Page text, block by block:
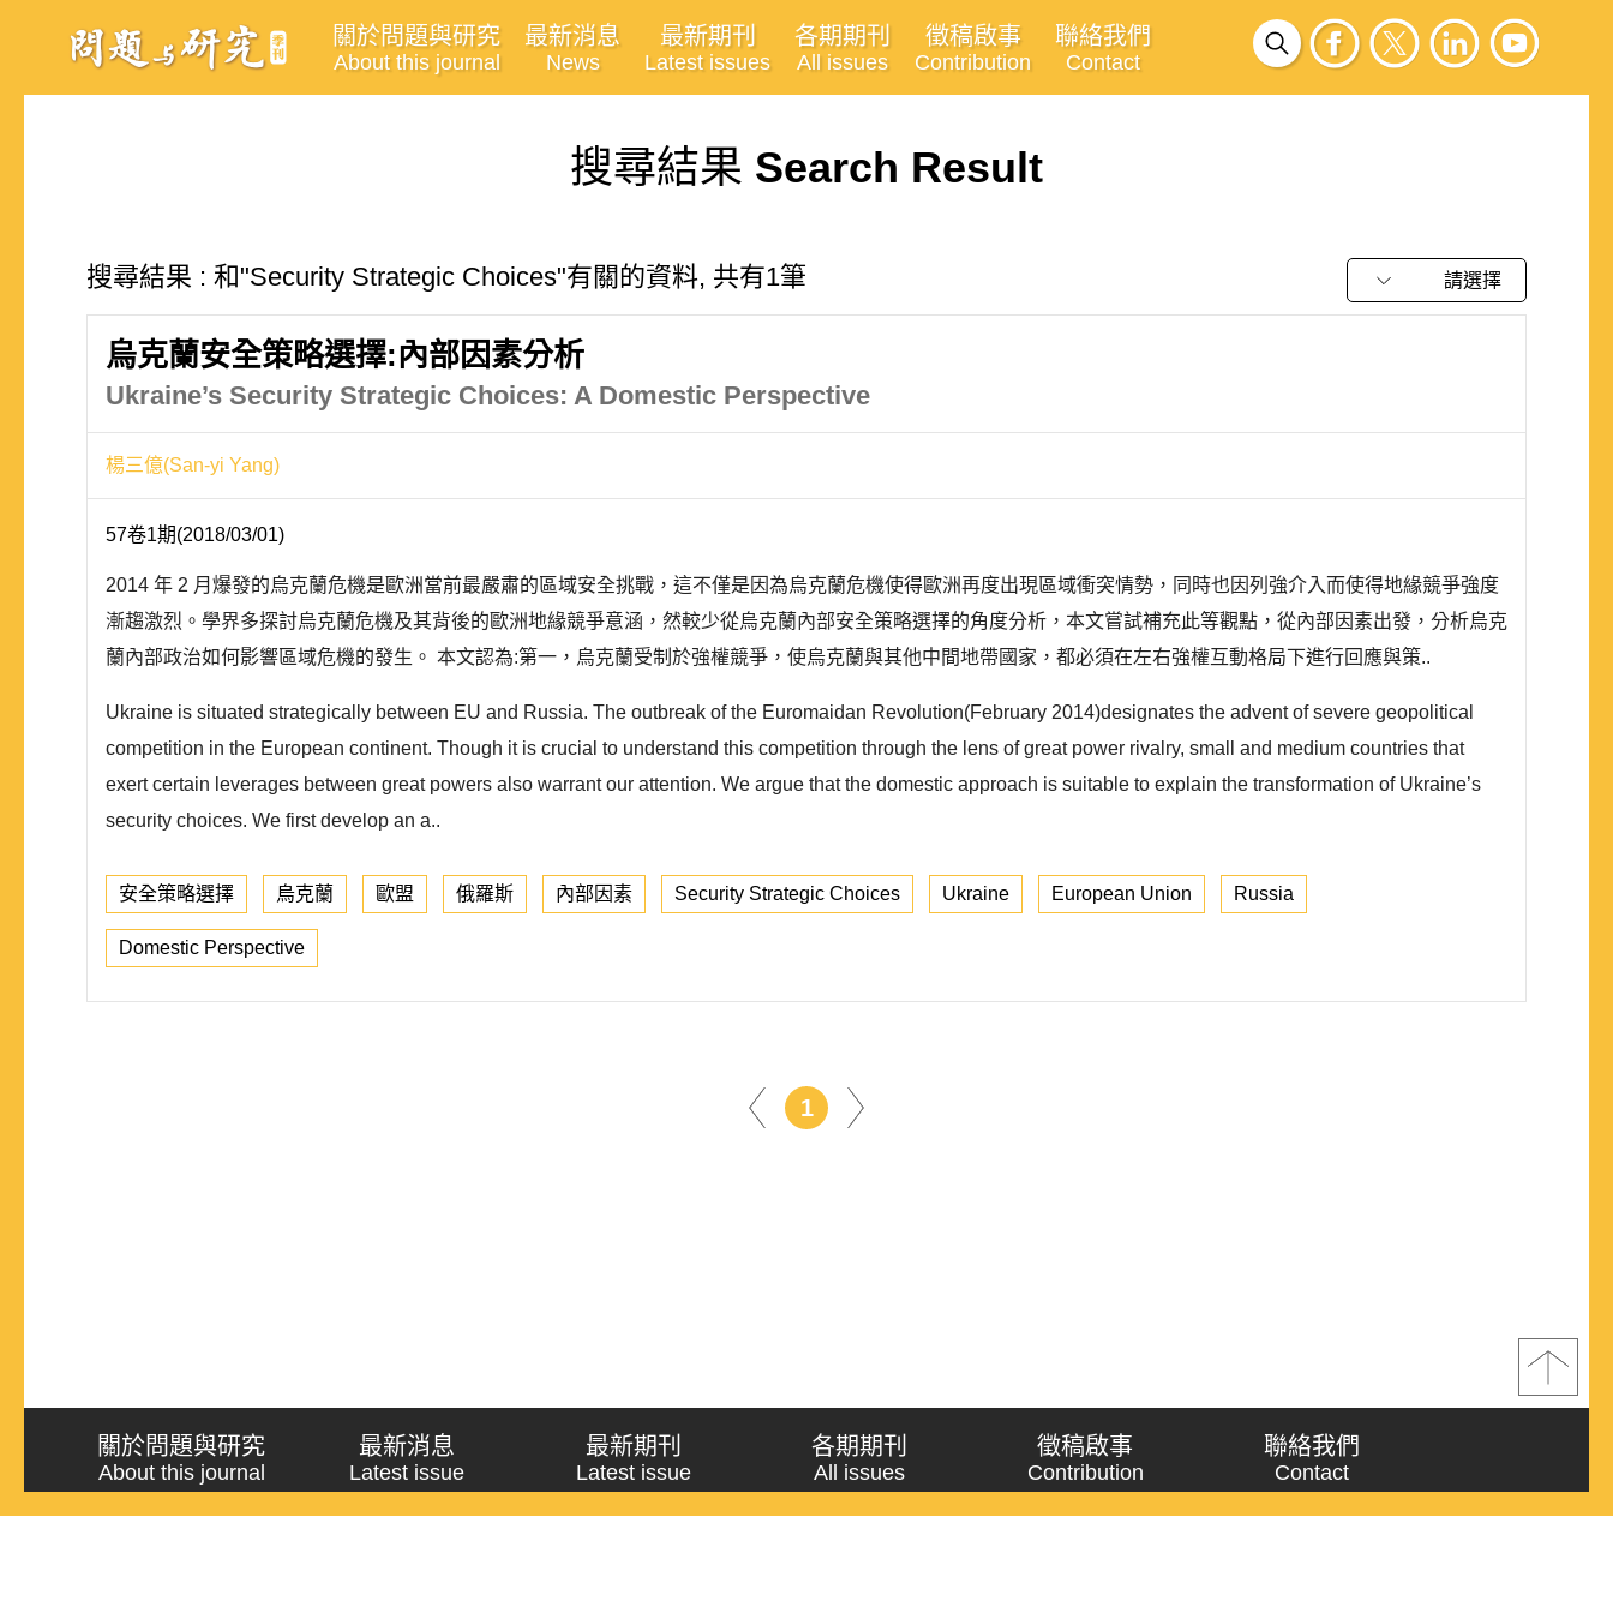
關於問題與研究
About this journal
最新消息
News
最新期刊
Latest issues
各期期刊
All issues
徵稿啟事
Contribution
聯絡我們
Contact
搜尋結果 Search Result
搜尋結果 : 和"Security Strategic Choices"有關的資料, 共有1筆 請選擇
烏克蘭安全策略選擇:內部因素分析
Ukraine’s Security Strategic Choices: A Domestic Perspective
楊三億(San-yi Yang)
57卷1期(2018/03/01)
2014 年 2 月爆發的烏克蘭危機是歐洲當前最嚴肅的區域安全挑戰，這不僅是因為烏克蘭危機使得歐洲再度出現區域衝突情勢，同時也因列強介入而使得地緣競爭強度
漸趨激烈。學界多探討烏克蘭危機及其背後的歐洲地緣競爭意涵，然較少從烏克蘭內部安全策略選擇的角度分析，本文嘗試補充此等觀點，從內部因素出發，分析烏克
蘭內部政治如何影響區域危機的發生。 本文認為:第一，烏克蘭受制於強權競爭，使烏克蘭與其他中間地帶國家，都必須在左右強權互動格局下進行回應與策..
Ukraine is situated strategically between EU and Russia. The outbreak of the Euromaidan Revolution(February 2014)designates the advent of severe geopolitical
competition in the European continent. Though it is crucial to understand this competition through the lens of great power rivalry, small and medium countries that
exert certain leverages between great powers also warrant our attention. We argue that the domestic approach is suitable to explain the transformation of Ukraine’s
security choices. We first develop an a..
安全策略選擇 烏克蘭 歐盟 俄羅斯 內部因素 Security Strategic Choices Ukraine European Union Russia
Domestic Perspective
1
關於問題與研究
About this journal
最新消息
Latest issue
最新期刊
Latest issue
各期期刊
All issues
徵稿啟事
Contribution
聯絡我們
Contact